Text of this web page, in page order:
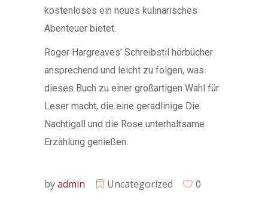
kostenloses ein neues kulinarisches
Abenteuer bietet.
Roger Hargreaves’ Schreibstil hörbücher
ansprechend und leicht zu folgen, was
dieses Buch zu einer großartigen Wahl für
Leser macht, die eine geradlinige Die
Nachtigall und die Rose unterhaltsame
Erzählung genießen.
byadmin Uncategorized 0